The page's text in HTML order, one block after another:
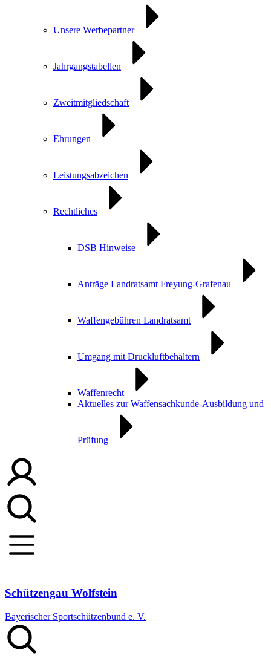
Unsere Werbepartner
Jahrgangstabellen
Zweitmitgliedschaft
Ehrungen
Leistungsabzeichen
Rechtliches
DSB Hinweise
Anträge Landratsamt Freyung-Grafenau
Waffengebühren Landratsamt
Umgang mit Druckluftbehältern
Waffenrecht
Aktuelles zur Waffensachkunde-Ausbildung und
Prüfung
Schützengau Wolfstein
Bayerischer Sportschützenbund e. V.